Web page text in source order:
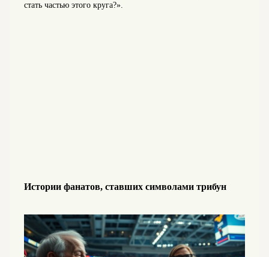
стать частью этого круга?».
Истории фанатов, ставших символами трибун